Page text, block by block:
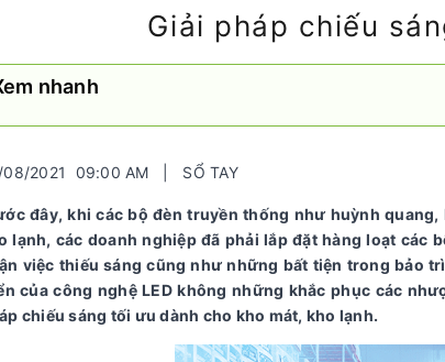
Giải pháp chiếu
nhanh
08/2021 09:00 AM | SỔ TAY
đây, khi các bộ đèn truyền thống như huỳnh
lạnh, các doanh nghiệp đã phải lắp đặt hàng loạt các
việc thiếu sáng cũng như những bất tiện trong bảo
của công nghệ LED không những khắc phục các
chiếu sáng tối ưu dành cho kho mát, kho lạnh.